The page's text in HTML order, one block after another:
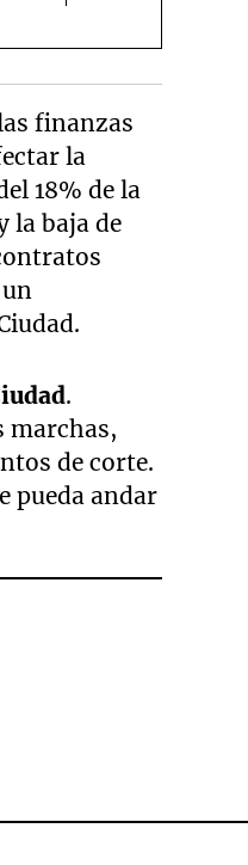
finanzas
la
18% de la
la baja de
.
marchas,
de corte.
pueda andar